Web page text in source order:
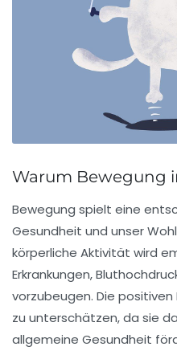
Warum Bewegung
Bewegung spielt eine
Gesundheit und unser
körperliche Aktivität wird
Erkrankungen,
vorzubeugen. Die
zu unterschätzen, da sie
allgemeine Gesundheit